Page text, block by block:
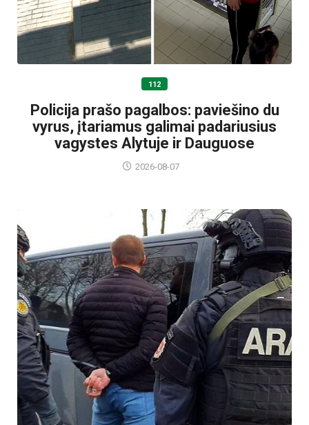
112
Policija prašo pagalbos: paviešino du
vyrus, įtariamus galimai padariusius
vagystes Alytuje ir Dauguose
2026-08-07